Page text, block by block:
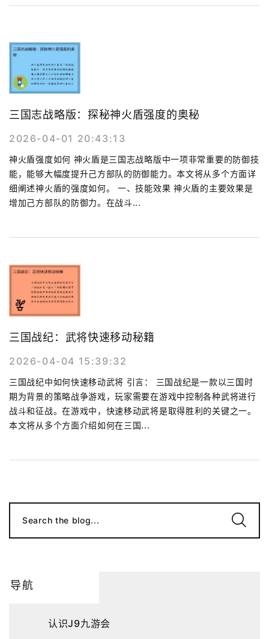
三国志战略版：探秘神火盾强度的奥秘
2026-04-01 20:43:13
神火盾强度如何 神火盾是三国志战略版中一项非常重要的防御技
能，能够大幅度提升己方部队的防御能力。本文将从多个方面详
细阐述神火盾的强度如何。 一、技能效果 神火盾的主要效果是
增加己方部队的防御力。在战斗...
三国战纪：武将快速移动秘籍
2026-04-04 15:39:32
三国战纪中如何快速移动武将 引言： 三国战纪是一款以三国时
期为背景的策略战争游戏，玩家需要在游戏中控制各种武将进行
战斗和征战。在游戏中，快速移动武将是取得胜利的关键之一。
本文将从多个方面介绍如何在三国...
Search the blog...
导航
认识J9九游会